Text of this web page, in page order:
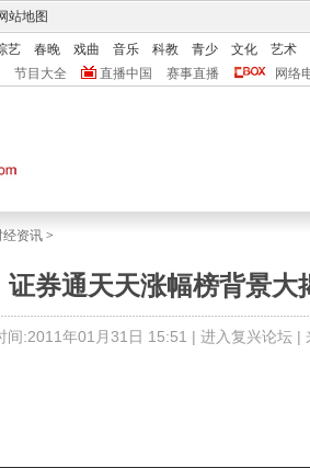
站地图
艺 春晚 戏曲 音乐 科教 青少 文化
艺术
节目大全 直播中国 赛事直播 网络
经资讯 >
证券通天天涨幅榜背景大
间:2011年01月31日 15:51 | 进入复兴论坛|